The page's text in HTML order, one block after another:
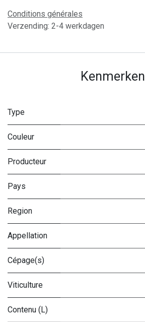
Conditions générales
Verzending: 2-4 werkdagen
Kenmerken
Type
Couleur
Producteur
Pays
Region
Appellation
Cépage(s)
Viticulture
Contenu (L)